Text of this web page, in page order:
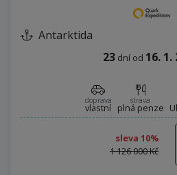
Antarktida
23 dní od 16. 1.
doprava
vlastní
strava
plná penze
sleva 10%
1 126 000 Kč